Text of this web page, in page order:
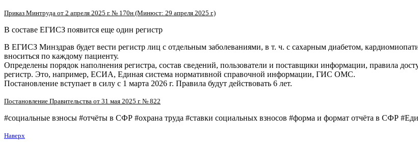
Приказ Минтруда от 2 апреля 2025 г. № 170н (Минюст: 29 апреля 2025 г.)
В составе ЕГИСЗ появится еще один регистр
В ЕГИСЗ Минздрав будет вести регистр лиц с отдельным заболеваниями, в т. ч. с сахарным диабетом,
вноситься по каждому пациенту.
Определены порядок наполнения регистра, состав сведений, пользователи и поставщики информации, правила
регистр. Это, например, ЕСИА, Единая система нормативной справочной информации, ГИС ОМС.
Постановление вступает в силу с 1 марта 2026 г. Правила будут действовать 6 лет.
Постановление Правительства от 31 мая 2025 г. № 822
#социальные взносы #отчёты в СФР #охрана труда #ставки социальных взносов #форма и формат отчёта в СФР
Наверх